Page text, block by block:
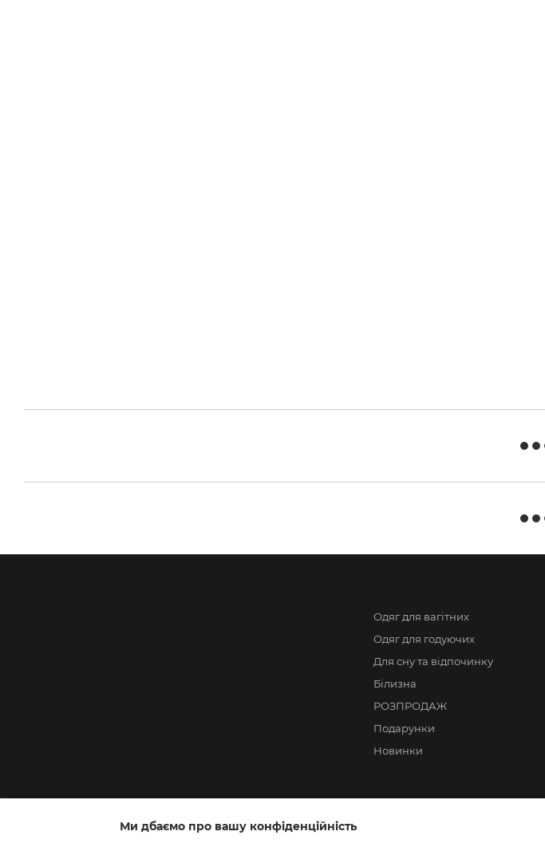
Інтернет-магазин створений з Хорошоп
Одяг для вагітних
Одяг для годуючих
Для сну та відпочинку
Білизна
РОЗПРОДАЖ
Подарунки
Новинки
Ми дбаємо про вашу конфіденційність